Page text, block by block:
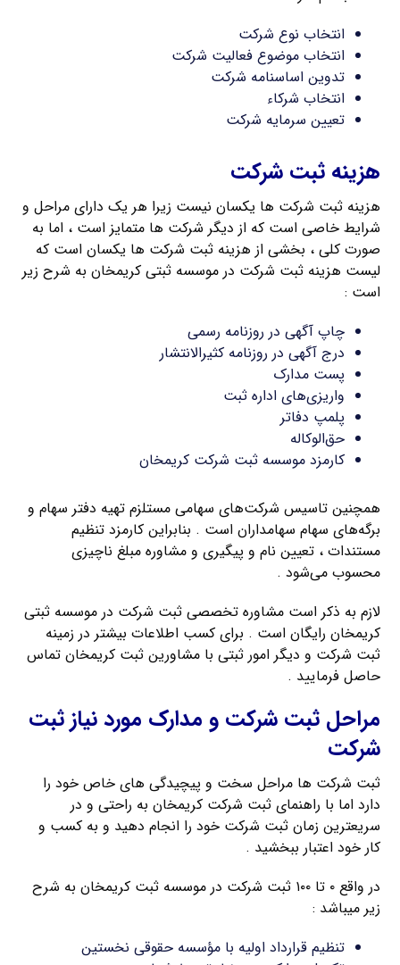
انتخاب نوع شرکت
انتخاب موضوع فعالیت شرکت
تدوین اساسنامه شرکت
انتخاب شرکاء
تعیین سرمایه شرکت
هزینه ثبت شرکت
هزینه ثبت شرکت ها یکسان نیست زیرا هر یک دارای مراحل و
شرایط خاصی است که از دیگر شرکت ها متمایز است ، اما به
صورت کلی ، بخشی از هزینه ثبت شرکت ها یکسان است که
لیست هزینه ثبت شرکت در موسسه ثبتی کریمخان به شرح زیر
است :
چاپ آگهی در روزنامه رسمی
درج آگهی در روزنامه کثیرالانتشار
پست مدارک
واریزی‌های اداره ثبت
پلمپ دفاتر
حق‌الوکاله
کارمزد موسسه ثبت شرکت کریمخان
همچنین تاسیس شرکت‌های سهامی مستلزم تهیه دفتر سهام و
برگه‌های سهام سهامداران است . بنابراین کارمزد تنظیم
مستندات ، تعیین نام و پیگیری و مشاوره مبلغ ناچیزی
محسوب می‌شود .
لازم به ذکر است مشاوره تخصصی ثبت شرکت در موسسه ثبتی
کریمخان رایگان است . برای کسب اطلاعات بیشتر در زمینه
ثبت شرکت و دیگر امور ثبتی با مشاورین ثبت کریمخان تماس
حاصل فرمایید .
مراحل ثبت شرکت و مدارک مورد نیاز ثبت
شرکت
ثبت شرکت ها مراحل سخت و پیچیدگی های خاص خود را
دارد اما با راهنمای ثبت شرکت کریمخان به راحتی و در
سریعترین زمان ثبت شرکت خود را انجام دهید و به کسب و
کار خود اعتبار ببخشید .
در واقع ۰ تا ۱۰۰ ثبت شرکت در موسسه ثبت کریمخان به شرح
زیر میباشد :
تنظیم قرارداد اولیه با مؤسسه حقوقی نخستین